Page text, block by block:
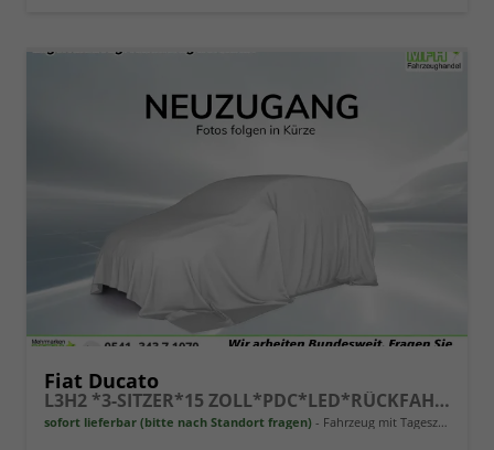
Fiat Ducato
L3H2 *3-SITZER*15 ZOLL*PDC*LED*RÜCKFAHRKAMERA*DAB*KLIMA*HECKTÜRE 260°*
sofort lieferbar (bitte nach Standort fragen) Fahrzeug mit Tageszulassung